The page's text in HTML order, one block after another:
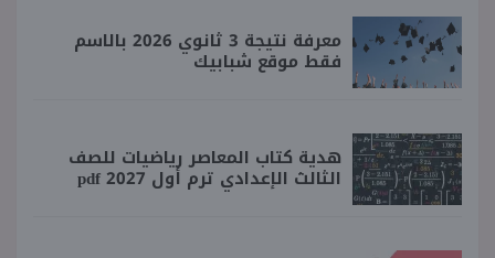
معرفة نتيجة 3 ثانوي 2026 بالاسم
فقط موقع شبابيك
هدية كتاب المعاصر رياضيات للصف
الثالث الإعدادي ترم أول 2027 pdf